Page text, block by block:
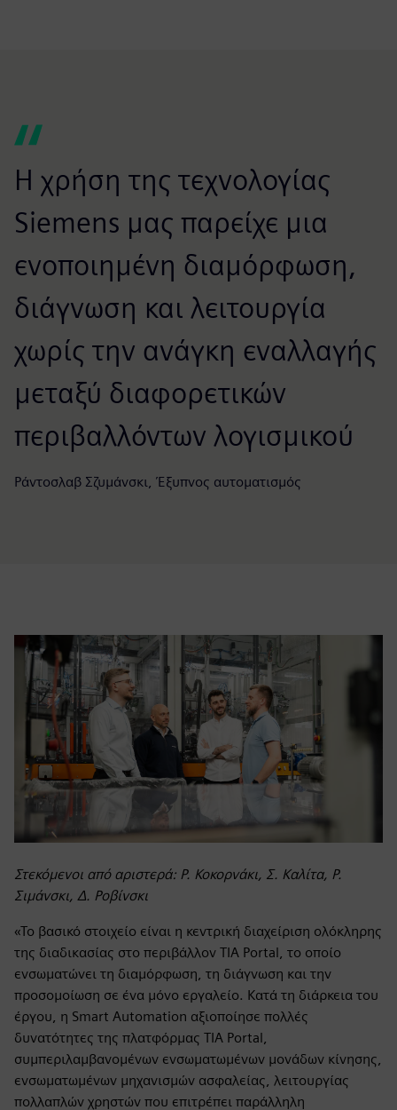
Η χρήση της τεχνολογίας
Siemens μας παρείχε μια
ενοποιημένη διαμόρφωση,
διάγνωση και λειτουργία
χωρίς την ανάγκη εναλλαγής
μεταξύ διαφορετικών
περιβαλλόντων λογισμικού
Ράντοσλαβ Σζυμάνσκι, Έξυπνος αυτοματισμός
Στεκόμενοι από αριστερά: Ρ. Κοκορνάκι, Σ. Καλίτα, Ρ.
Σιμάνσκι, Δ. Ροβίνσκι
«Το βασικό στοιχείο είναι η κεντρική διαχείριση ολόκληρης
της διαδικασίας στο περιβάλλον TIA Portal, το οποίο
ενσωματώνει τη διαμόρφωση, τη διάγνωση και την
προσομοίωση σε ένα μόνο εργαλείο. Κατά τη διάρκεια του
έργου, η Smart Automation αξιοποίησε πολλές
δυνατότητες της πλατφόρμας TIA Portal,
συμπεριλαμβανομένων ενσωματωμένων μονάδων κίνησης,
ενσωματωμένων μηχανισμών ασφαλείας, λειτουργίας
πολλαπλών χρηστών που επιτρέπει παράλληλη